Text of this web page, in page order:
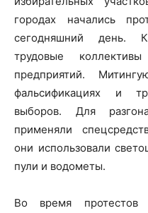
городах начались
сегодняшний день.
трудовые
предприятий.
фальсификациях и
выборов. Для
применяли
они использовали
пули и водометы.
Во время